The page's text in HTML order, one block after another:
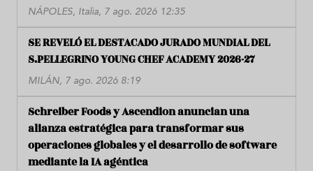
NÁPOLES, Italia, 7 ago. 2026 12:35
SE REVELÓ EL DESTACADO JURADO MUNDIAL DEL
S.PELLEGRINO YOUNG CHEF ACADEMY 2026-27
MILÁN, 7 ago. 2026 8:19
Schreiber Foods y Ascendion anuncian una
alianza estratégica para transformar sus
operaciones globales y el desarrollo de software
mediante la IA agéntica